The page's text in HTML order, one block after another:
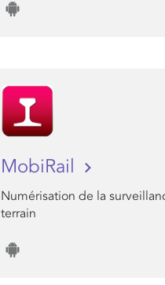
MobiRail
Numérisation de la
terrain